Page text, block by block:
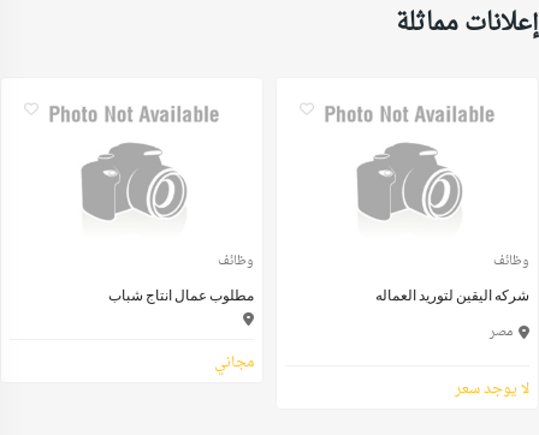
إعلانات مماثلة
وظائف
شركه اليقين لتوريد العماله
مصر
لا يوجد سعر
وظائف
مطلوب عمال انتاج شباب
مجاني